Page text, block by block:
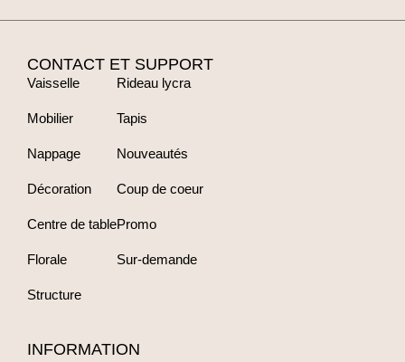
CONTACT ET SUPPORT
Vaisselle
Mobilier
Nappage
Décoration
Centre de table
Florale
Structure
Rideau lycra
Tapis
Nouveautés
Coup de coeur
Promo
Sur-demande
INFORMATION